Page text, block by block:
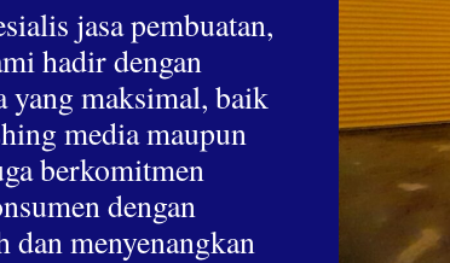
jasa pembuatan,
hadir dengan
yang maksimal, baik
media maupun
berkomitmen
dengan
dan menyenangkan